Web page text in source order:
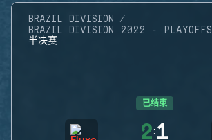
BRAZIL DIVISION
BRAZIL DIVISION 2022 - PLAYOFFS
半决赛
已结束
2:1